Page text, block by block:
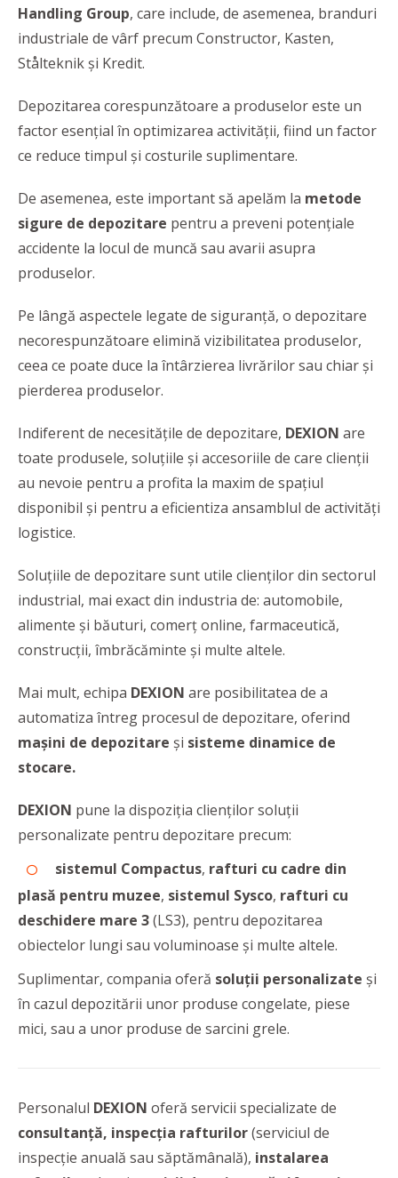
Handling Group, care include, de asemenea, branduri
industriale de vârf precum Constructor, Kasten,
Stålteknik și Kredit.
Depozitarea corespunzătoare a produselor este un
factor esențial în optimizarea activității, fiind un factor
ce reduce timpul și costurile suplimentare.
De asemenea, este important să apelăm la metode
sigure de depozitare pentru a preveni potențiale
accidente la locul de muncă sau avarii asupra
produselor.
Pe lângă aspectele legate de siguranță, o depozitare
necorespunzătoare elimină vizibilitatea produselor,
ceea ce poate duce la întârzierea livrărilor sau chiar și
pierderea produselor.
Indiferent de necesitățile de depozitare, DEXION are
toate produsele, soluțiile și accesoriile de care clienții
au nevoie pentru a profita la maxim de spațiul
disponibil și pentru a eficientiza ansamblul de activități
logistice.
Soluțiile de depozitare sunt utile clienților din sectorul
industrial, mai exact din industria de: automobile,
alimente și băuturi, comerț online, farmaceutică,
construcții, îmbrăcăminte și multe altele.
Mai mult, echipa DEXION are posibilitatea de a
automatiza întreg procesul de depozitare, oferind
mașini de depozitare și sisteme dinamice de
stocare.
DEXION pune la dispoziția clienților soluții
personalizate pentru depozitare precum:
sistemul Compactus, rafturi cu cadre din
plasă pentru muzee, sistemul Sysco, rafturi cu
deschidere mare 3(LS3), pentru depozitarea
obiectelor lungi sau voluminoase și multe altele.
Suplimentar, compania oferă soluții personalizate și
în cazul depozitării unor produse congelate, piese
mici, sau a unor produse de sarcini grele.
Personalul DEXION oferă servicii specializate de
consultanță, inspecția rafturilor(serviciul de
inspecție anuală sau săptămânală), instalarea